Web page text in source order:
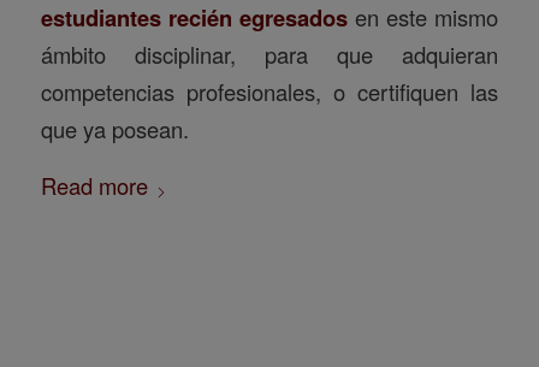
estudiantes recién egresadosen este mismo
ámbito disciplinar, para que adquieran
competencias profesionales, o certifiquen las
que ya posean.
Read more